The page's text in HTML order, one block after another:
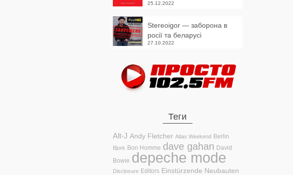
25.12.2022
Stereoigor — заборона в
росії та беларусі
27.10.2022
Теги
Alt-J Andy Fletcher Atlas Weekend Berlin
Bjork Bon Homme dave gahan David
Bowie depeche mode
Disclosure Editors Einstürzende Neubauten